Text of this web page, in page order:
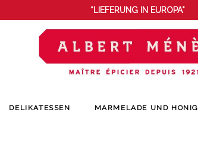
*LIEFERUNG IN EUROPA*
DELIKATESSEN MARMELADE UND HONIG